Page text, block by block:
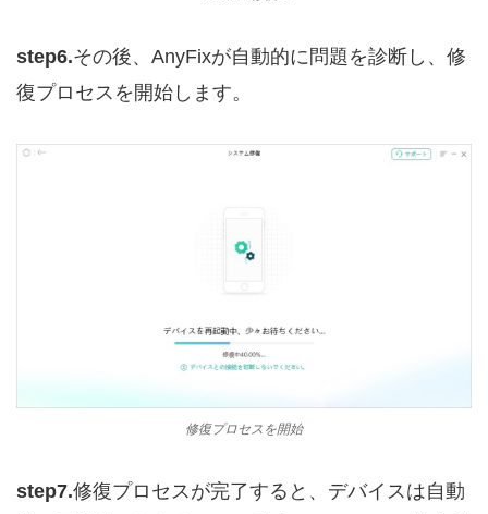
step6.その後、AnyFixが自動的に問題を診断し、修
復プロセスを開始します。
修復プロセスを開始
step7.修復プロセスが完了すると、デバイスは自動